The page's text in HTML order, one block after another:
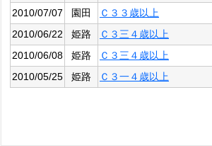
2010/07/07
園田 Ｃ３３歳以上
2010/06/22
姫路 Ｃ３三４歳以上
2010/06/08
姫路 Ｃ３三４歳以上
2010/05/25
姫路 Ｃ３一４歳以上